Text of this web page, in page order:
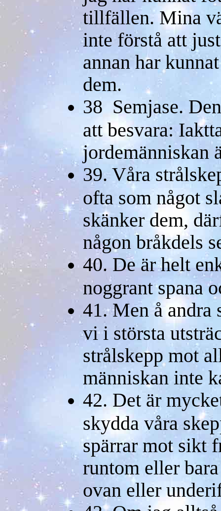
tillfällen. Mina
inte förstå att
annan har
dem.
38 Semjase.
att besvara:
jordemänniskan
39. Våra
ofta som något
skänker dem,
någon bråkdels
40. De är helt
noggrant spana
41. Men å andra
vi i största
strålskepp mot
människan inte
42. Det är
skydda våra
spärrar mot sikt
runtom eller
ovan eller